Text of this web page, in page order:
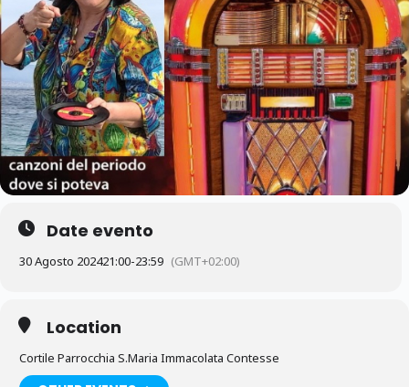
Date evento
30 Agosto 202421:00-23:59 (GMT+02:00)
Location
Cortile Parrocchia S.Maria Immacolata Contesse